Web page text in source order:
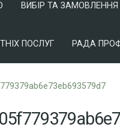
ВИБІР ТА ЗАМОВЛЕННЯ
ПОСЛУГ РАДА